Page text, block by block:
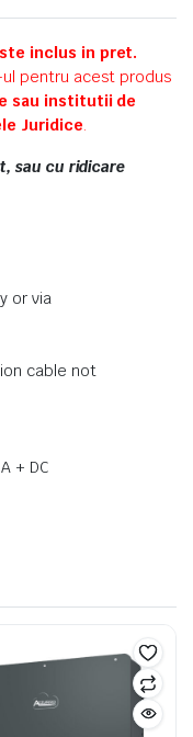
inclus in pret.
ul pentru acest produs
sau institutii de
Juridice.
sau cu ridicare
or via
cable not
+ DC